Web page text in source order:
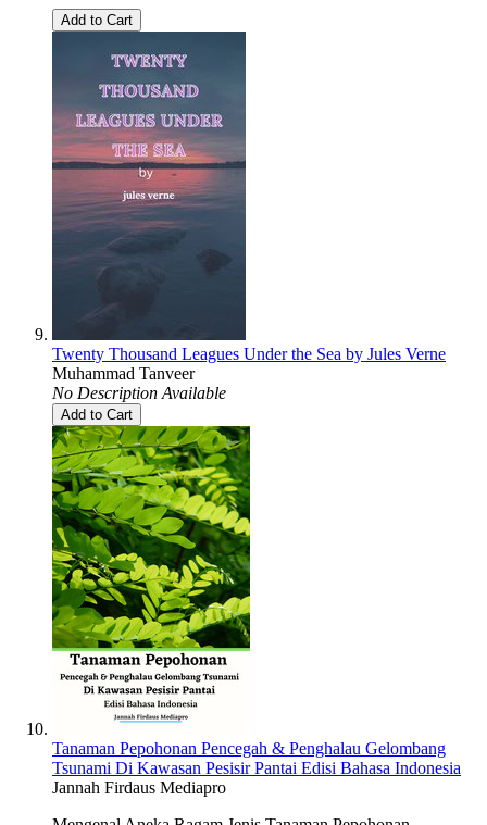
Add to Cart
Twenty Thousand Leagues Under the Sea by Jules Verne
Muhammad Tanveer
No Description Available
Add to Cart
Tanaman Pepohonan Pencegah & Penghalau Gelombang
Tsunami Di Kawasan Pesisir Pantai Edisi Bahasa Indonesia
Jannah Firdaus Mediapro